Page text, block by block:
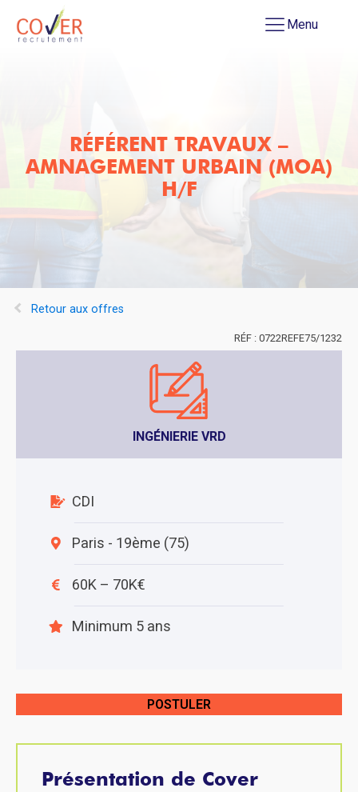
Menu
RÉFÉRENT TRAVAUX –
AMNAGEMENT URBAIN (MOA)
H/F
Retour aux offres
0722REFE75/1232
Présentation de Cover
INGÉNIERIE VRD
CDI
Paris - 19ème (75)
60K – 70K€
Minimum 5 ans
POSTULER